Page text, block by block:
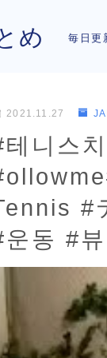
め 毎日更
2021.11.27
테니스
#
운동 #